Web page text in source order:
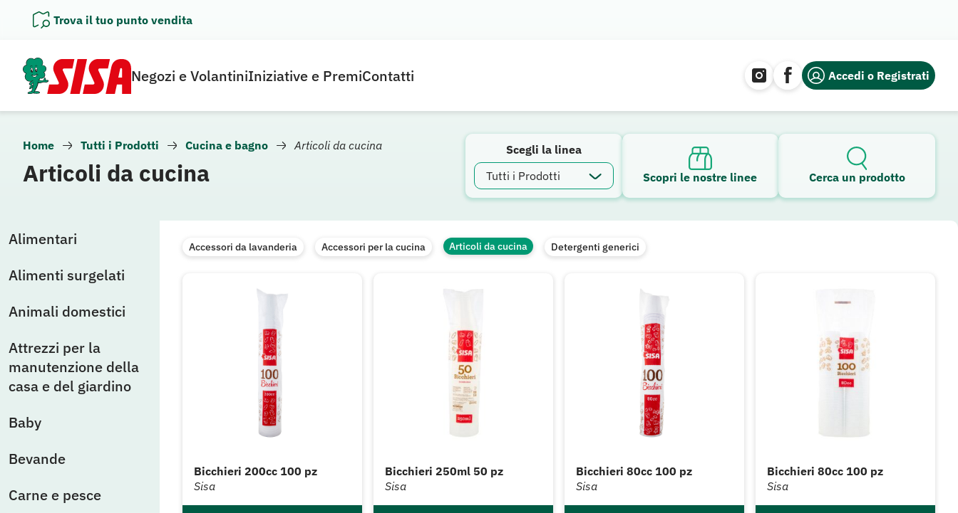
Trova il tuo punto vendita
Negozi e VolantiniIniziative e PremiContatti Accedi o Registrati
Home Tutti i Prodotti Cucina e bagno Articoli da cucina
Articoli da cucina
Scegli la linea
Scopri le nostre linee
Cerca un prodotto
Alimentari
Alimenti surgelati
Animali domestici
Attrezzi per la
manutenzione della
casa e del giardino
Baby
Bevande
Carne e pesce
Accessori da lavanderia Accessori per la cucina Articoli da cucina Detergenti generici
Bicchieri 200cc 100 pz
Sisa
Bicchieri 250ml 50 pz
Sisa
Bicchieri 80cc 100 pz
Sisa
Bicchieri 80cc 100 pz
Sisa